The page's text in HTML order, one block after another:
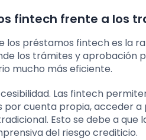
fintech frente a los
los préstamos fintech es la
los trámites y aprobación
mucho más eficiente.
Las fintech
cuenta propia, acceder a
Esto se debe a
del riesgo crediticio.